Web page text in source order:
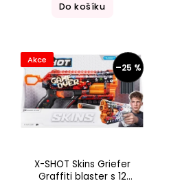
Do košíku
Akce
–25 %
X-SHOT Skins Griefer
Graffiti blaster s 12